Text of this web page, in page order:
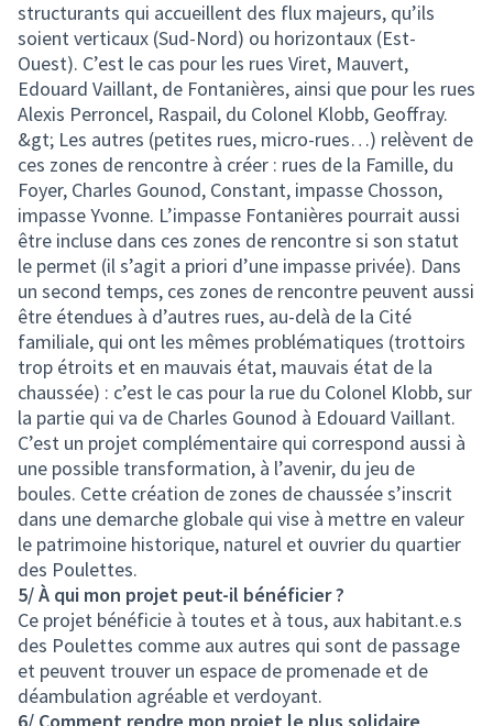
structurants qui accueillent des flux majeurs, qu’ils
soient verticaux (Sud-Nord) ou horizontaux (Est-
Ouest). C’est le cas pour les rues Viret, Mauvert,
Edouard Vaillant, de Fontanières, ainsi que pour les rues
Alexis Perroncel, Raspail, du Colonel Klobb, Geoffray.
&gt; Les autres (petites rues, micro-rues…) relèvent de
ces zones de rencontre à créer : rues de la Famille, du
Foyer, Charles Gounod, Constant, impasse Chosson,
impasse Yvonne. L’impasse Fontanières pourrait aussi
être incluse dans ces zones de rencontre si son statut
le permet (il s’agit a priori d’une impasse privée). Dans
un second temps, ces zones de rencontre peuvent aussi
être étendues à d’autres rues, au-delà de la Cité
familiale, qui ont les mêmes problématiques (trottoirs
trop étroits et en mauvais état, mauvais état de la
chaussée) : c’est le cas pour la rue du Colonel Klobb, sur
la partie qui va de Charles Gounod à Edouard Vaillant.
C’est un projet complémentaire qui correspond aussi à
une possible transformation, à l’avenir, du jeu de
boules. Cette création de zones de chaussée s’inscrit
dans une demarche globale qui vise à mettre en valeur
le patrimoine historique, naturel et ouvrier du quartier
des Poulettes.
5/ À qui mon projet peut-il bénéficier ?
Ce projet bénéficie à toutes et à tous, aux habitant.e.s
des Poulettes comme aux autres qui sont de passage
et peuvent trouver un espace de promenade et de
déambulation agréable et verdoyant.